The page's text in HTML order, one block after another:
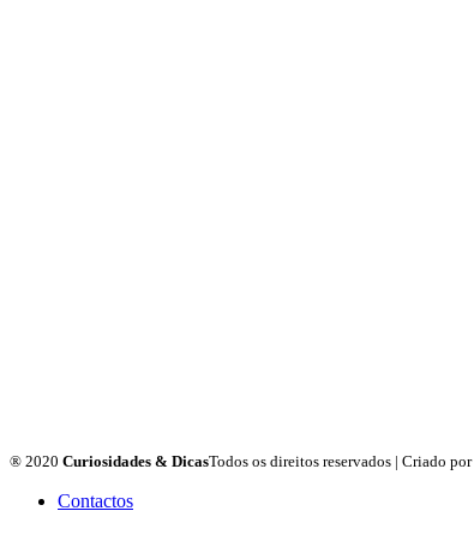
® 2020 Curiosidades & DicasTodos os direitos reservados | Criado por
Contactos